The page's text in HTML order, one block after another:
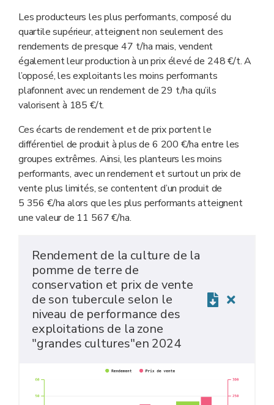
Les producteurs les plus performants, composé du
quartile supérieur, atteignent non seulement des
rendements de presque 47 t/ha mais, vendent
également leur production à un prix élevé de 248 €/t. A
l’opposé, les exploitants les moins performants
plafonnent avec un rendement de 29 t/ha qu’ils
valorisent à 185 €/t.
Ces écarts de rendement et de prix portent le
différentiel de produit à plus de 6 200 €/ha entre les
groupes extrêmes. Ainsi, les planteurs les moins
performants, avec un rendement et surtout un prix de
vente plus limités, se contentent d’un produit de
5 356 €/ha alors que les plus performants atteignent
une valeur de 11 567 €/ha.
Rendement de la culture de la
pomme de terre de
conservation et prix de vente
de son tubercule selon le
niveau de performance des
exploitations de la zone
"grandes cultures"en 2024